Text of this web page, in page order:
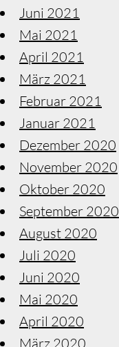
Juni 2021
Mai 2021
April 2021
März 2021
Februar 2021
Januar 2021
Dezember 2020
November 2020
Oktober 2020
September 2020
August 2020
Juli 2020
Juni 2020
Mai 2020
April 2020
März 2020